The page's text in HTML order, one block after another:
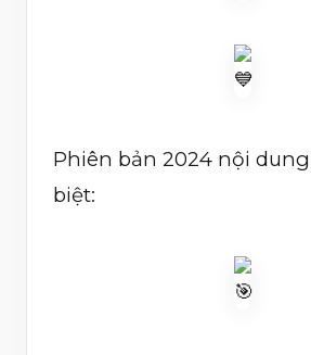
Phiên bản 2024 nội
biệt: